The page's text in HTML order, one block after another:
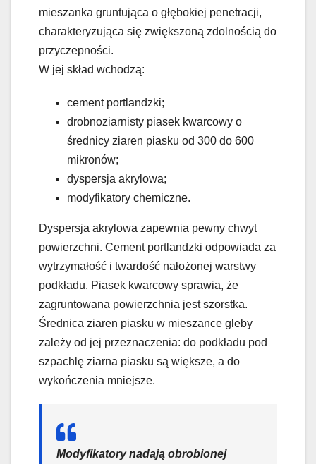
mieszanka gruntująca o głębokiej penetracji,
charakteryzująca się zwiększoną zdolnością do
przyczepności.
W jej skład wchodzą:
cement portlandzki;
drobnoziarnisty piasek kwarcowy o
średnicy ziaren piasku od 300 do 600
mikronów;
dyspersja akrylowa;
modyfikatory chemiczne.
Dyspersja akrylowa zapewnia pewny chwyt
powierzchni. Cement portlandzki odpowiada za
wytrzymałość i twardość nałożonej warstwy
podkładu. Piasek kwarcowy sprawia, że
zagruntowana powierzchnia jest szorstka.
Średnica ziaren piasku w mieszance gleby
zależy od jej przeznaczenia: do podkładu pod
szpachlę ziarna piasku są większe, a do
wykończenia mniejsze.
Modyfikatory nadają obrobionej